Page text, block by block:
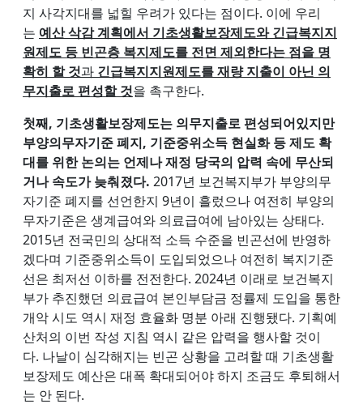
지 사각지대를 넓힐 우려가 있다는 점이다. 이에 우리
는 예산 삭감 계획에서 기초생활보장제도와 긴급복지지
원제도 등 빈곤층 복지제도를 전면 제외한다는 점을 명
확히 할 것과 긴급복지지원제도를 재량 지출이 아닌 의
무지출로 편성할 것을 촉구한다.
첫째, 기초생활보장제도는 의무지출로 편성되어있지만
부양의무자기준 폐지, 기준중위소득 현실화 등 제도 확
대를 위한 논의는 언제나 재정 당국의 압력 속에 무산되
거나 속도가 늦춰졌다. 2017년 보건복지부가 부양의무
자기준 폐지를 선언한지 9년이 흘렀으나 여전히 부양의
무자기준은 생계급여와 의료급여에 남아있는 상태다.
2015년 전국민의 상대적 소득 수준을 빈곤선에 반영하
겠다며 기준중위소득이 도입되었으나 여전히 복지기준
선은 최저선 이하를 전전한다. 2024년 이래로 보건복지
부가 추진했던 의료급여 본인부담금 정률제 도입을 통한
개악 시도 역시 재정 효율화 명분 아래 진행됐다. 기획예
산처의 이번 작성 지침 역시 같은 압력을 행사할 것이
다. 나날이 심각해지는 빈곤 상황을 고려할 때 기초생활
보장제도 예산은 대폭 확대되어야 하지 조금도 후퇴해서
는 안 된다.